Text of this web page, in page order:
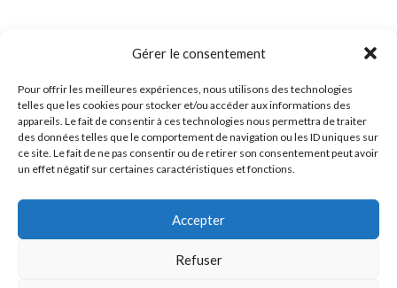
Gérer le consentement
Pour offrir les meilleures expériences, nous utilisons des technologies
telles que les cookies pour stocker et/ou accéder aux informations des
appareils. Le fait de consentir à ces technologies nous permettra de traiter
des données telles que le comportement de navigation ou les ID uniques sur
ce site. Le fait de ne pas consentir ou de retirer son consentement peut avoir
un effet négatif sur certaines caractéristiques et fonctions.
Accepter
Refuser